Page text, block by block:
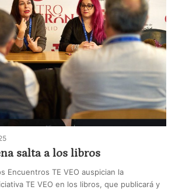
salta a los libros
Encuentros TE VEO auspician la
TE VEO en los libros, que publicará y